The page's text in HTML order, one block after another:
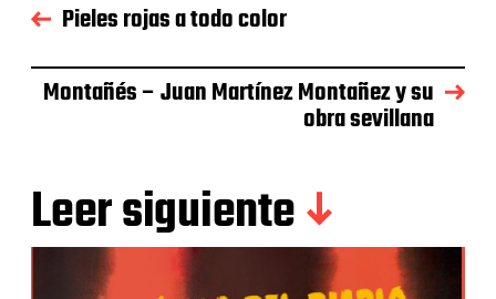
Pieles rojas a todo color
Montañés – Juan Martínez Montañez y su
obra sevillana
Leer siguiente